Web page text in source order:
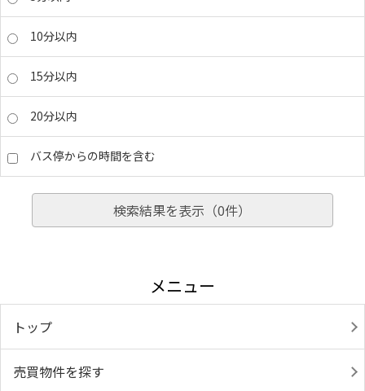
10分以内
15分以内
20分以内
バス停からの時間を含む
検索結果を表示（0件）
メニュー
トップ
売買物件を探す